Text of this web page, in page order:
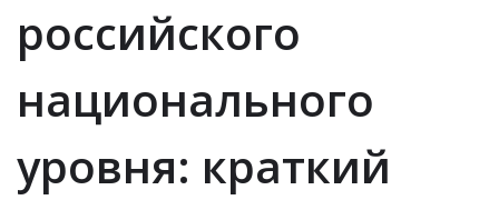
российского
национального
уровня: краткий